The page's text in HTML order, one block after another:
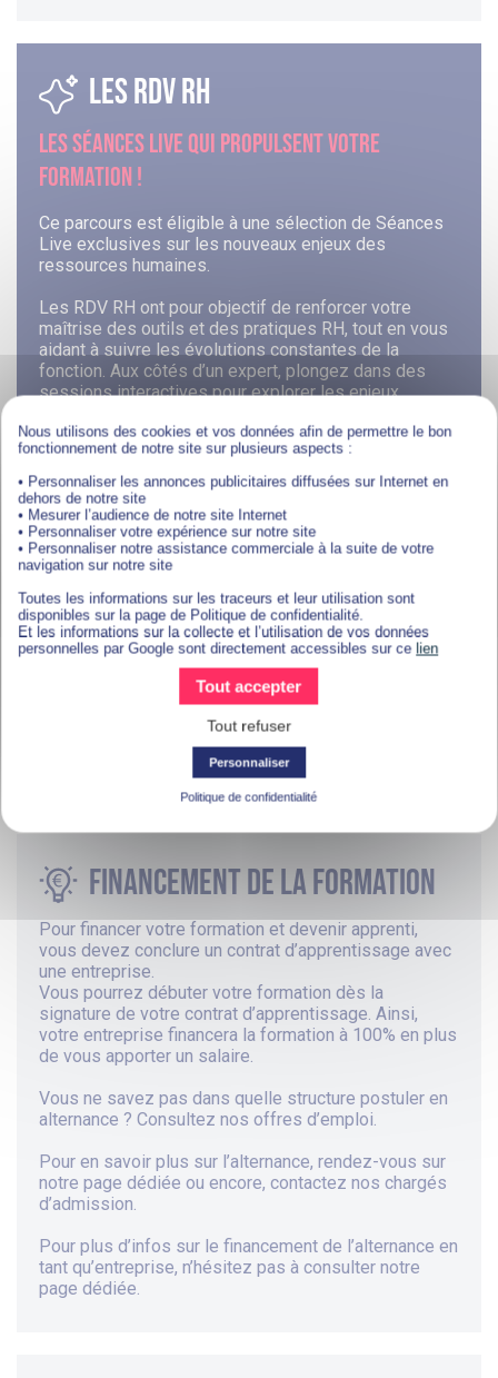
LES RDV RH
LES SÉANCES LIVE QUI PROPULSENT VOTRE
FORMATION !
Ce parcours est éligible à une sélection de Séances
Live exclusives sur les nouveaux enjeux des
ressources humaines.
Les RDV RH ont pour objectif de renforcer votre
maîtrise des outils et des pratiques RH, tout en vous
aidant à suivre les évolutions constantes de la
fonction. Aux côtés d’un expert, plongez dans des
sessions interactives pour explorer les enjeux
humaines.
EN SAVOIR PLUS ?
Prérequis
Tout candidat admis à suivre la formation devra
respecter les prérequis, à savoir :
Avoir validé un diplôme ou une Certification RNCP
de niveau 5 (niveau équivalent Bac+2)
Financement de la formation
Pour financer votre formation et devenir apprenti,
vous devez conclure un contrat d’apprentissage avec
une entreprise.
Vous pourrez débuter votre formation dès la
signature de votre contrat d’apprentissage. Ainsi,
votre entreprise financera la formation à 100% en plus
de vous apporter un salaire.
Vous ne savez pas dans quelle structure postuler en
alternance ? Consultez nos offres d’emploi.
Pour en savoir plus sur l’alternance, rendez-vous sur
notre page dédiée ou encore, contactez nos chargés
d’admission.
Pour plus d’infos sur le financement de l’alternance en
tant qu’entreprise, n’hésitez pas à consulter notre
page dédiée.
Nous utilisons des cookies et vos données afin de permettre le bon
fonctionnement de notre site sur plusieurs aspects :
• Personnaliser les annonces publicitaires diffusées sur Internet en
dehors de notre site
• Mesurer l’audience de notre site Internet
• Personnaliser votre expérience sur notre site
• Personnaliser notre assistance commerciale à la suite de votre
navigation sur notre site
Toutes les informations sur les traceurs et leur utilisation sont
disponibles sur la page de Politique de confidentialité.
Et les informations sur la collecte et l’utilisation de vos données
personnelles par Google sont directement accessibles sur ce lien
Tout accepter
Tout refuser
Personnaliser
Politique de confidentialité